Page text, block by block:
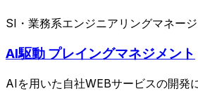
SI・業務系エンジニアリングマネー
AI駆動 プレイングマネジメント
AIを用いた自社WEBサービスの開発